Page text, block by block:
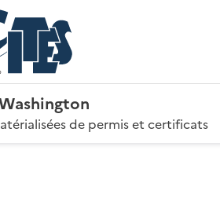
de permis et certificats